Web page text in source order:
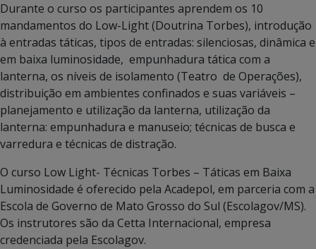
Durante o curso os participantes aprendem os 10
mandamentos do Low-Light (Doutrina Torbes), introdução
à entradas táticas, tipos de entradas: silenciosas, dinâmica e
em baixa luminosidade, empunhadura tática com a
lanterna, os níveis de isolamento (Teatro de Operações),
distribuição em ambientes confinados e suas variáveis –
planejamento e utilização da lanterna, utilização da
lanterna: empunhadura e manuseio; técnicas de busca e
varredura e técnicas de distração.
O curso Low Light- Técnicas Torbes – Táticas em Baixa
Luminosidade é oferecido pela Acadepol, em parceria com a
Escola de Governo de Mato Grosso do Sul (Escolagov/MS).
Os instrutores são da Cetta Internacional, empresa
credenciada pela Escolagov.